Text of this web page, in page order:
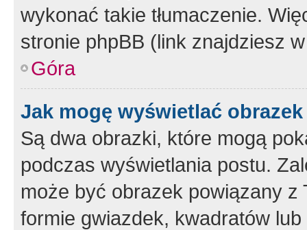
wykonać takie tłumaczenie.
stronie phpBB (link znajdziesz
Góra
Jak mogę wyświetlać
Są dwa obrazki, które mogą
podczas wyświetlania postu.
może być obrazek powiązany z
formie gwiazdek, kwadratów